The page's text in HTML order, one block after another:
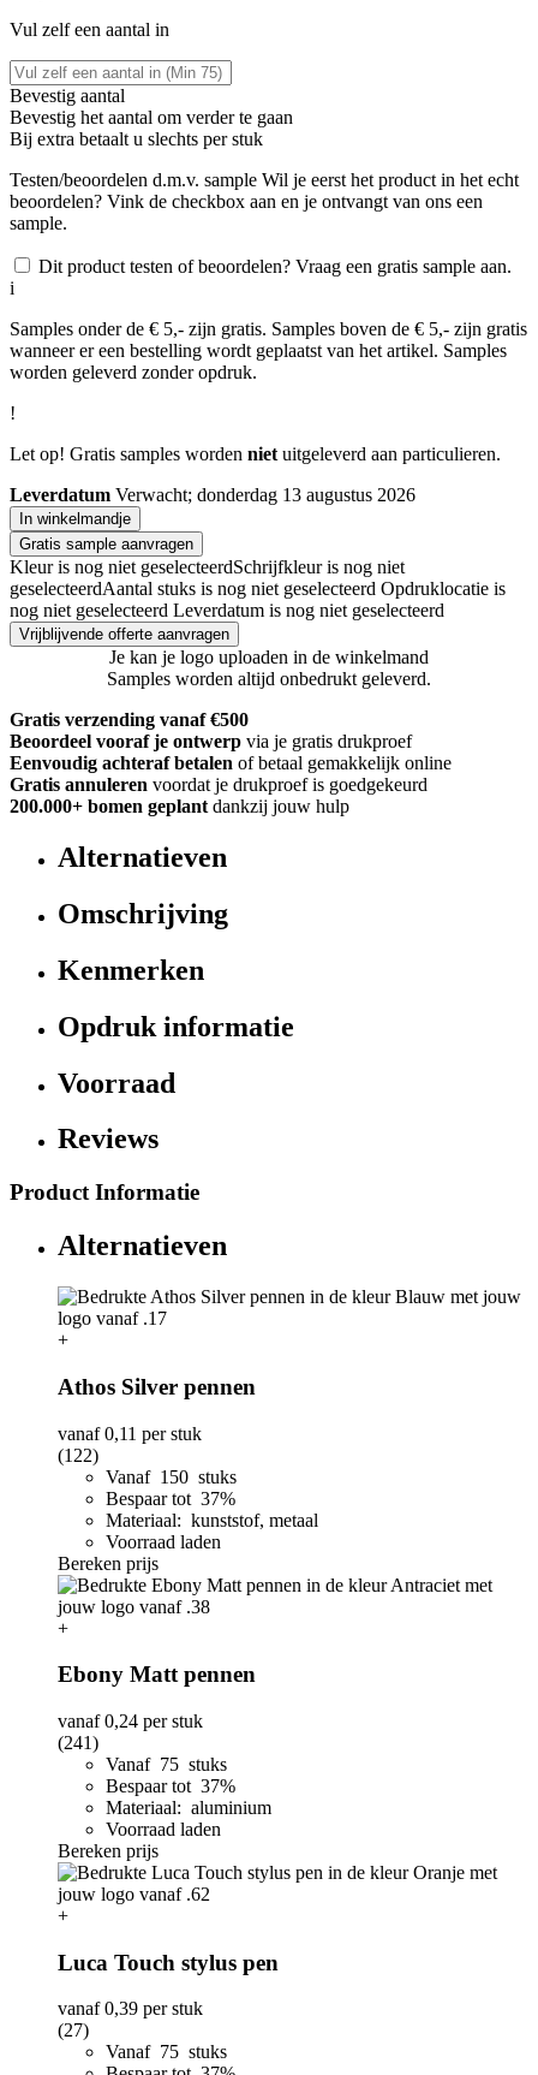
Vul zelf een aantal in
Bevestig aantal
Bevestig het aantal om verder te gaan
Bij extra betaalt u slechts per stuk
Testen/beoordelen d.m.v. sample Wil je eerst het product in het echt
beoordelen? Vink de checkbox aan en je ontvangt van ons een
sample.
Dit product testen of beoordelen? Vraag een gratis sample aan.
i
Samples onder de € 5,- zijn gratis. Samples boven de € 5,- zijn gratis
wanneer er een bestelling wordt geplaatst van het artikel. Samples
worden geleverd zonder opdruk.
!
Let op! Gratis samples worden niet uitgeleverd aan particulieren.
Leverdatum Verwacht; donderdag 13 augustus 2026
In winkelmandje
Gratis sample aanvragen
Kleur is nog niet geselecteerdSchrijfkleur is nog niet
geselecteerdAantal stuks is nog niet geselecteerd Opdruklocatie is
nog niet geselecteerd Leverdatum is nog niet geselecteerd
Vrijblijvende offerte aanvragen
Je kan je logo uploaden in de winkelmand
Samples worden altijd onbedrukt geleverd.
Gratis verzending vanaf €500
Beoordeel vooraf je ontwerp via je gratis drukproef
Eenvoudig achteraf betalen of betaal gemakkelijk online
Gratis annuleren voordat je drukproef is goedgekeurd
200.000+ bomen geplant dankzij jouw hulp
Alternatieven
Omschrijving
Kenmerken
Opdruk informatie
Voorraad
Reviews
Product Informatie
Alternatieven
+
Athos Silver pennen
vanaf0,11 per stuk
(122)
Vanaf 150 stuks
Bespaar tot 37%
Materiaal: kunststof, metaal
Voorraad laden
Bereken prijs
+
Ebony Matt pennen
vanaf0,24 per stuk
(241)
Vanaf 75 stuks
Bespaar tot 37%
Materiaal: aluminium
Voorraad laden
Bereken prijs
+
Luca Touch stylus pen
vanaf0,39 per stuk
(27)
Vanaf 75 stuks